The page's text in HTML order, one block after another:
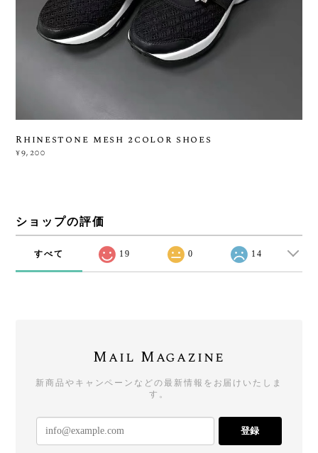
Rhinestone mesh 2color shoes
¥9,200
ショップの評価
すべて 19 0 14
Mail Magazine
新商品やキャンペーンなどの最新情報をお届けいたしま
す。
登録